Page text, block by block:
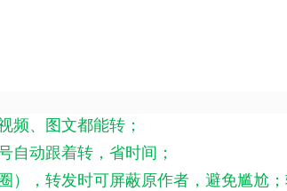
频、图文都能转；
自动跟着转，省时间；
），转发时可屏蔽原作者，避免尴尬